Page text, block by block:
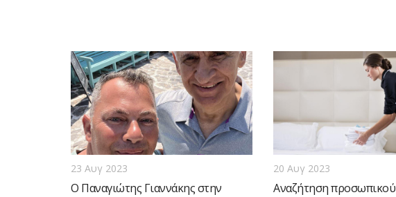
23 Αυγ 2023
Ο Παναγιώτης Γιαννάκης στην
20 Αυγ 2023
Αναζήτηση προσωπικού